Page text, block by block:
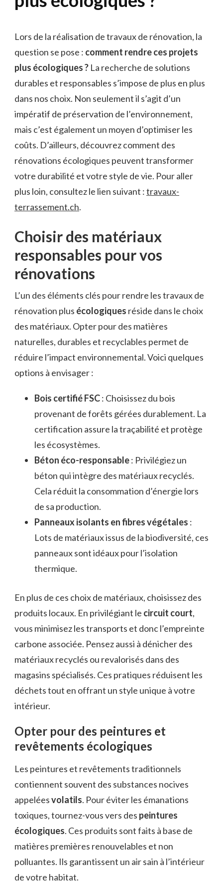
Lors de la réalisation de travaux de rénovation, la
question se pose : comment rendre ces projets
plus écologiques ? La recherche de solutions
durables et responsables s’impose de plus en plus
dans nos choix. Non seulement il s’agit d’un
impératif de préservation de l’environnement,
mais c’est également un moyen d’optimiser les
coûts. D’ailleurs, découvrez comment des
rénovations écologiques peuvent transformer
votre durabilité et votre style de vie. Pour aller
plus loin, consultez le lien suivant :travaux-
terrassement.ch.
Choisir des matériaux
responsables pour vos
rénovations
L’un des éléments clés pour rendre les travaux de
rénovation plus écologiques réside dans le choix
des matériaux. Opter pour des matières
naturelles, durables et recyclables permet de
réduire l’impact environnemental. Voici quelques
options à envisager :
Bois certifié FSC: Choisissez du bois
provenant de forêts gérées durablement. La
certification assure la traçabilité et protège
les écosystèmes.
Béton éco-responsable: Privilégiez un
béton qui intègre des matériaux recyclés.
Cela réduit la consommation d’énergie lors
de sa production.
Panneaux isolants en fibres végétales :
Lots de matériaux issus de la biodiversité, ces
panneaux sont idéaux pour l’isolation
thermique.
En plus de ces choix de matériaux, choisissez des
produits locaux. En privilégiant le circuit court,
vous minimisez les transports et donc l’empreinte
carbone associée. Pensez aussi à dénicher des
matériaux recyclés ou revalorisés dans des
magasins spécialisés. Ces pratiques réduisent les
déchets tout en offrant un style unique à votre
intérieur.
Opter pour des peintures et
revêtements écologiques
Les peintures et revêtements traditionnels
contiennent souvent des substances nocives
appeléesvolatils. Pour éviter les émanations
toxiques, tournez-vous vers des peintures
écologiques. Ces produits sont faits à base de
matières premières renouvelables et non
polluantes. Ils garantissent un air sain à l’intérieur
de votre habitat.